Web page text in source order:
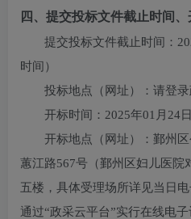
四、提交投标文件截止时间
提交投标文件截止时间：
时间）
投标地点（网址）： 请登
开标时间： 2025年01月24
开标地点（网址）： 鄞州
蕙江路567号（鄞州区妇儿医院
五楼，具体受理场所详见当日
通过“政采云平台”实行在线电